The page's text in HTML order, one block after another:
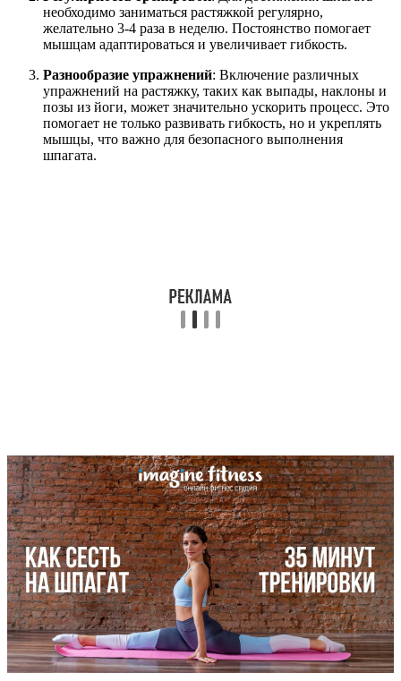
необходимо заниматься растяжкой регулярно,
желательно 3-4 раза в неделю. Постоянство помогает
мышцам адаптироваться и увеличивает гибкость.
Разнообразие упражнений: Включение различных
упражнений на растяжку, таких как выпады, наклоны и
позы из йоги, может значительно ускорить процесс. Это
помогает не только развивать гибкость, но и укреплять
мышцы, что важно для безопасного выполнения
шпагата.